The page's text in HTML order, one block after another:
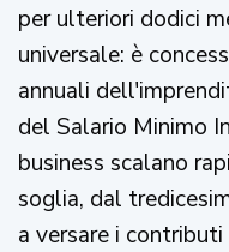
per ulteriori dodici
universale: è
annuali
del Salario Minimo
business scalano
soglia, dal
a versare i